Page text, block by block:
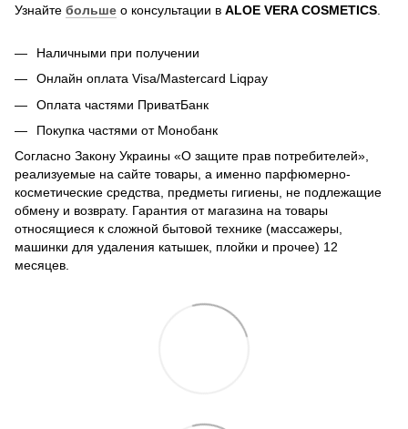
Узнайте больше о консультации в ALOE VERA COSMETICS
Наличными при получении
Онлайн оплата Visa/Mastercard Liqpay
Оплата частями ПриватБанк
Покупка частями от Монобанк
Согласно Закону Украины «О защите прав потребителей»,
реализуемые на сайте товары, а именно парфюмерно-
косметические средства, предметы гигиены, не подлежащие
обмену и возврату. Гарантия от магазина на товары
относящиеся к сложной бытовой технике (массажеры,
машинки для удаления катышек, плойки и прочее) 12
месяцев.